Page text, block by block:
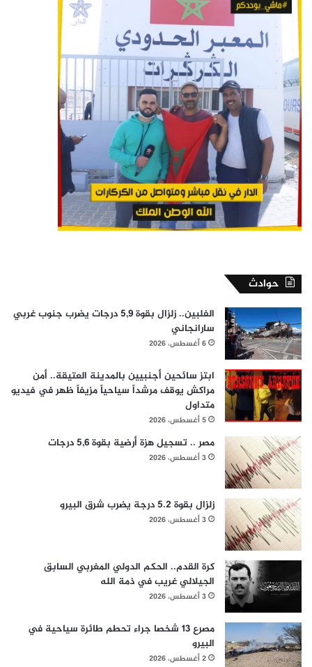
حوادث
الفلبين.. زلزال بقوة 5,9 درجات يضرب جنوب غربي
سارانجاني
6 أغسطس، 2026
ابتز سائحين أجنبيين بالمدينة العتيقة.. أمن
مراكش يوقف مرشداً سياحياً مزيفاً ظهر في فيديو
متداول
5 أغسطس، 2026
مصر .. تسجيل هزة أرضية بقوة 5,6 درجات
3 أغسطس، 2026
زلزال بقوة 5.2 درجة يضرب شرق البيرو
3 أغسطس، 2026
كرة القدم.. الحكم الدولي المغربي السابق
الجيلالي غريب في ذمة الله
3 أغسطس، 2026
مصرع 13 شخصا جراء تحطم طائرة سياحية في
البيرو
2 أغسطس، 2026